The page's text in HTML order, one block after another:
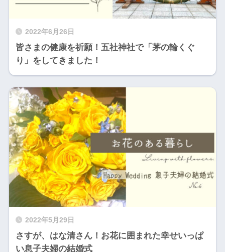
2022年6月26日
皆さまの健康を祈願！五社神社で「茅の輪くぐ
り」をしてきました！
2022年5月29日
さすが、はな清さん！お花に囲まれた幸せいっぱ
い息子夫婦の結婚式